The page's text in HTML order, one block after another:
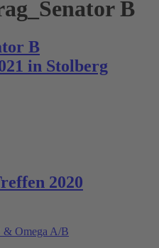
B
B
in Stolberg
2020